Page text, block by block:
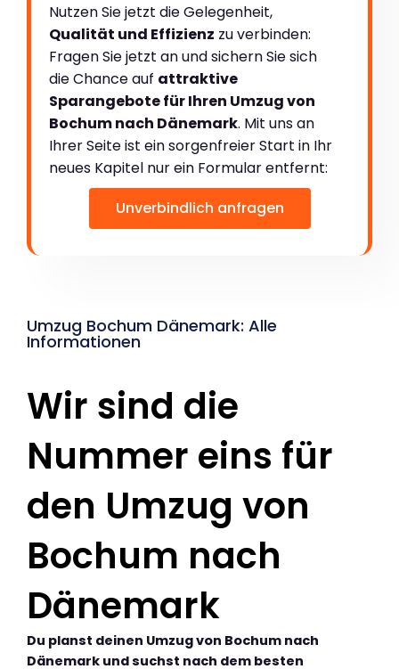
Nutzen Sie jetzt die Gelegenheit,
Qualität und Effizienz zu verbinden:
Fragen Sie jetzt an und sichern Sie sich
die Chance auf attraktive
Sparangebote für Ihren Umzug von
Bochum nach Dänemark. Mit uns an
Ihrer Seite ist ein sorgenfreier Start in Ihr
neues Kapitel nur ein Formular entfernt:
Unverbindlich anfragen
Umzug Bochum Dänemark: Alle
Informationen
Wir sind die
Nummer eins für
den Umzug von
Bochum nach
Dänemark
Du planst deinen Umzug von Bochum nach
Dänemark und suchst nach dem besten